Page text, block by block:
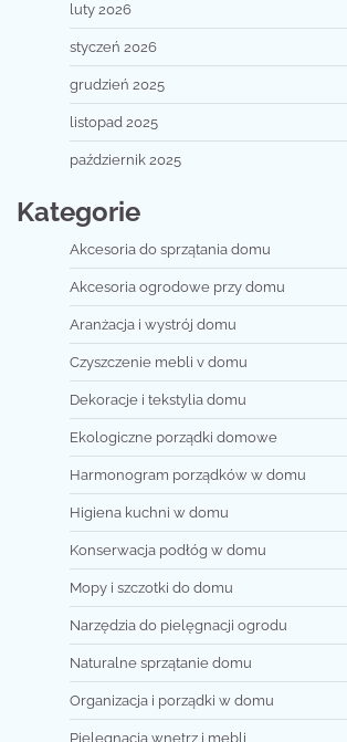
luty 2026
styczeń 2026
grudzień 2025
listopad 2025
październik 2025
Kategorie
Akcesoria do sprzątania domu
Akcesoria ogrodowe przy domu
Aranżacja i wystrój domu
Czyszczenie mebli v domu
Dekoracje i tekstylia domu
Ekologiczne porządki domowe
Harmonogram porządków w domu
Higiena kuchni w domu
Konserwacja podłóg w domu
Mopy i szczotki do domu
Narzędzia do pielęgnacji ogrodu
Naturalne sprzątanie domu
Organizacja i porządki w domu
Pielęgnacja wnętrz i mebli